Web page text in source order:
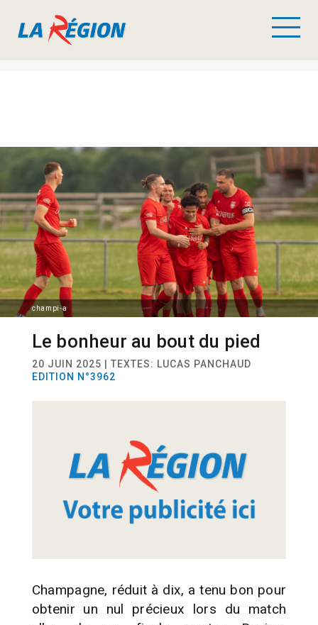
SPORT
champi-a
Le bonheur au bout du pied
20 JUIN 2025 | TEXTES: LUCAS PANCHAUD
EDITION N°3962
Champagne, réduit à dix, a tenu bon pour
obtenir un nul précieux lors du match